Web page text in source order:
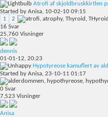
Atrofi af skjoldbruskkirtlen
Started by Anisa, 10-02-10 09:15
1
2
16 Svar
25,760 Visninger
dennis
01-01-12, 20:23
Hypotyreose kamuflert av
Started by Anisa, 23-10-11 01:17
0 Svar
7,523 Visninger
Anisa